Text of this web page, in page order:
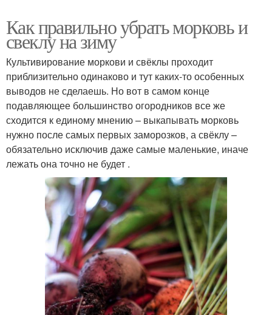
Как правильно убрать морковь и
свеклу на зиму
Культивирование моркови и свёклы проходит
приблизительно одинаково и тут каких-то особенных
выводов не сделаешь. Но вот в самом конце
подавляющее большинство огородников все же
сходится к единому мнению – выкапывать морковь
нужно после самых первых заморозков, а свёклу –
обязательно исключив даже самые маленькие, иначе
лежать она точно не будет .